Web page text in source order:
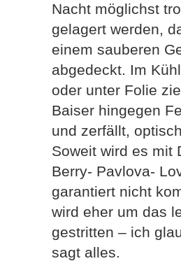
Nacht möglichst
gelagert werden,
einem sauberen
abgedeckt. Im
oder unter Folie
Baiser hingegen
und zerfällt,
Soweit wird es mit
Berry- Pavlova-
garantiert nicht
wird eher um das
gestritten – ich
sagt alles.